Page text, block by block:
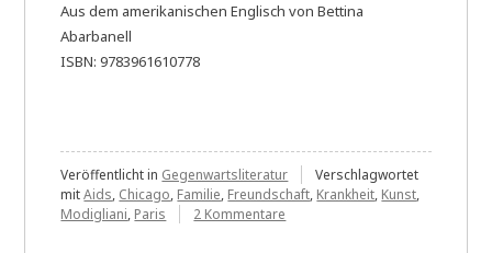
Aus dem amerikanischen Englisch von Bettina
Abarbanell
ISBN: 9783961610778
Veröffentlicht in Gegenwartsliteratur
Verschlagwortet
mitAids, Chicago, Familie, Freundschaft, Krankheit, Kunst,
Modigliani, Paris 2 Kommentare